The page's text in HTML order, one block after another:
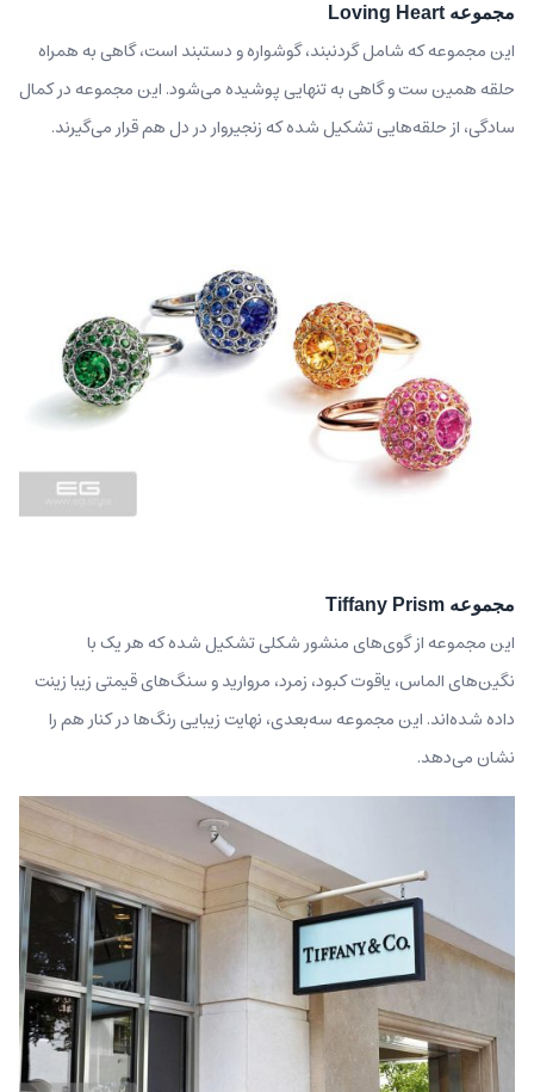
مجموعه Loving Heart
این مجموعه که شامل گردنبند، گوشواره و دستبند است، گاهی به همراه
حلقه همین ست و گاهی به تنهایی پوشیده می‌شود. این مجموعه در کمال
سادگی، از حلقه‌هایی تشکیل شده که زنجیروار در دل هم قرار می‌گیرند.
مجموعه‌ Tiffany Prism
این مجموعه‌ از گوی‌های منشور شکلی تشکیل شده که هر یک با
نگین‌های الماس، یاقوت‌ کبود، زمرد، مروارید و سنگ‌های قیمتی زیبا زینت
داده شده‌اند. این مجموعه سه‌بعدی، نهایت زیبایی رنگ‌ها در کنار هم را
نشان می‌دهد.